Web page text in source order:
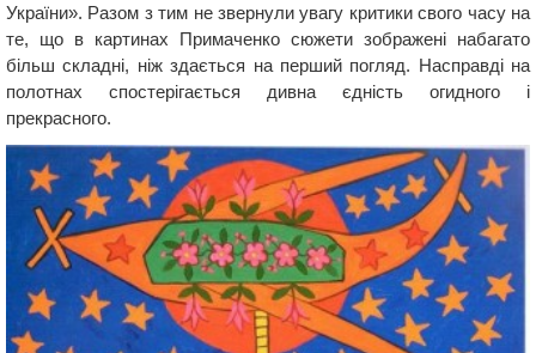
України». Разом з тим не звернули увагу критики свого часу на
те, що в картинах Примаченко сюжети зображені набагато
більш складні, ніж здається на перший погляд. Насправді на
полотнах спостерігається дивна єдність огидного і
прекрасного.